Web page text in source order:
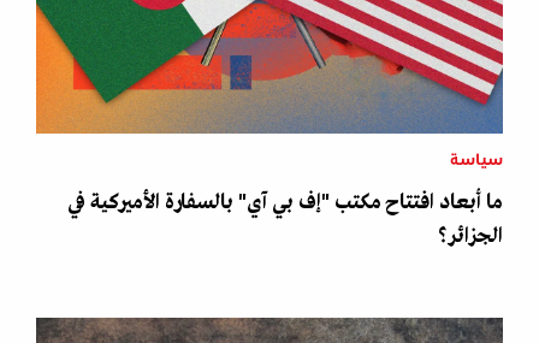
سياسة
ما أبعاد افتتاح مكتب "إف بي آي" بالسفارة الأميركية في
الجزائر؟